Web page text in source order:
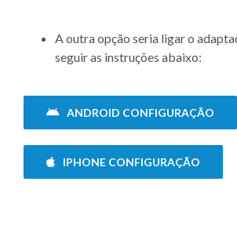
A outra opção seria ligar o
seguir as instruções abaixo:
ANDROID CONFIGURAÇÃO
IPHONE CONFIGURAÇÃO